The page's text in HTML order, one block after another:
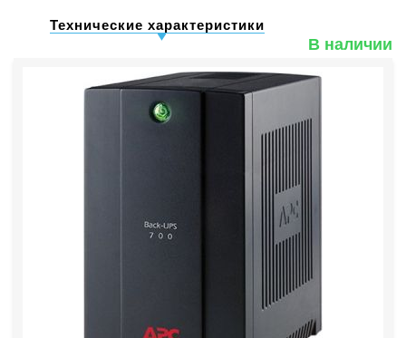
Технические характеристики
В наличии